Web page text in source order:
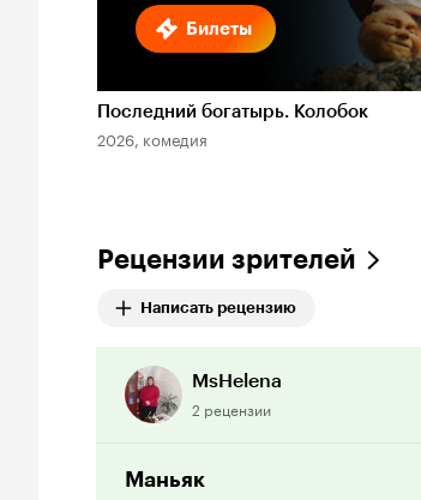
Билеты
Последний богатырь. Колобок
2026, комедия
Рецензии зрителей
Написать рецензию
MsHelena
2 рецензии
Маньяк